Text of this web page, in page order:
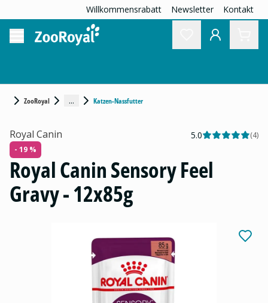
Willkommensrabatt Newsletter Kontakt
ZooRoyal ... Katzen-Nassfutter
Royal Canin 5.0 (4)
- 19 %
Royal Canin Sensory Feel
Gravy - 12x85g